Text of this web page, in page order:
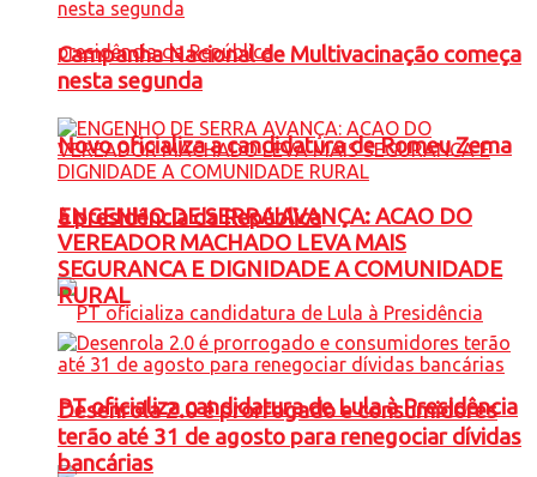
Novo oficializa a candidatura de Romeu Zema
à presidência da República
PT oficializa candidatura de Lula à Presidência
Campanha Nacional de Multivacinação começa
nesta segunda
ENGENHO DE SERRA AVANÇA: ACAO DO
VEREADOR MACHADO LEVA MAIS
SEGURANCA E DIGNIDADE A COMUNIDADE
RURAL
Desenrola 2.0 é prorrogado e consumidores
terão até 31 de agosto para renegociar dívidas
bancárias